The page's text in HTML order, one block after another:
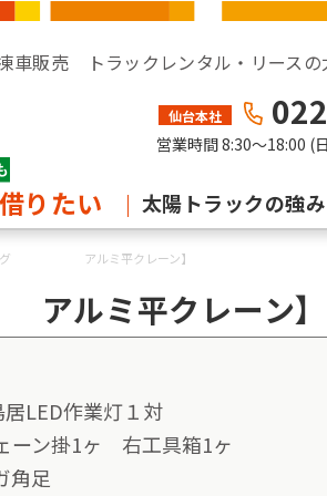
車販売 トラックレンタル・リースの
仙台本社
営業時間8:30〜18:00 (
借りたい 太陽トラックの強み
ロング アルミ平クレーン】
ミ平クレーン】
LED作業灯１対
ン掛1ヶ 右工具箱1ヶ
足